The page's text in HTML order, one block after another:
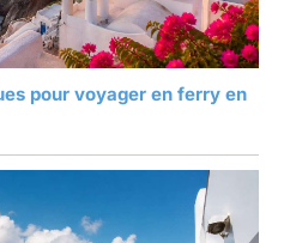
pour voyager en ferry en